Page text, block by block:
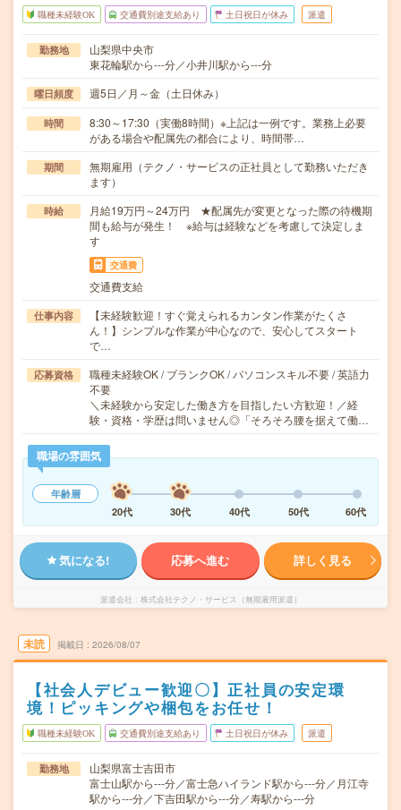
職種未経験OK 交通費別途支給あり 土日祝日が休み 派遣
勤務地
山梨県中央市
東花輪駅から---分／小井川駅から---分
曜日頻度 週5日／月～金（土日休み）
時間
8:30～17:30（実働8時間）※上記は一例です。業務上必要
がある場合や配属先の都合により、時間帯…
期間
無期雇用（テクノ・サービスの正社員として勤務いただき
ます）
時給
月給19万円～24万円 ★配属先が変更となった際の待機期
間も給与が発生！ ※給与は経験などを考慮して決定しま
す
交通費
交通費支給
仕事内容
【未経験歓迎！すぐ覚えられるカンタン作業がたくさ
ん！】シンプルな作業が中心なので、安心してスタート
で…
応募資格
職種未経験OK / ブランクOK / パソコンスキル不要 / 英語力
不要
＼未経験から安定した働き方を目指したい方歓迎！／経
験・資格・学歴は問いません◎「そろそろ腰を据えて働…
職場の雰囲気
年齢層
20代
30代 40代 50代 60代
気になる! 応募へ進む 詳しく見る
派遣会社 株式会社テクノ・サービス（無期雇用派遣）
未読 掲載日 2026/08/07
【社会人デビュー歓迎〇】正社員の安定環
境！ピッキングや梱包をお任せ！
職種未経験OK 交通費別途支給あり 土日祝日が休み 派遣
勤務地
山梨県富士吉田市
富士山駅から---分／富士急ハイランド駅から---分／月江寺
駅から---分／下吉田駅から---分／寿駅から---分